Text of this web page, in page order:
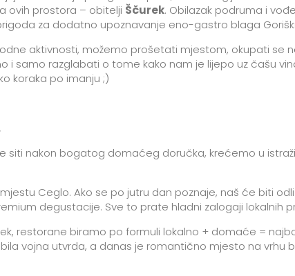
ovih prostora – obitelji Ščurek. Obilazak podruma i
za dodatno upoznavanje eno-gastro blaga
aktivnosti, možemo prošetati mjestom, okupati se
i samo razglabati o tome kako nam je lijepo uz čašu
koraka po imanju ;)
siti nakon bogatog domaćeg doručka, krećemo u
Ceglo. Ako se po jutru dan poznaje, naš će biti
degustacije. Sve to prate hladni zalogaji lokalnih
restorane biramo po formuli lokalno + domaće =
vojna utvrda, a danas je romantično mjesto na vrhu